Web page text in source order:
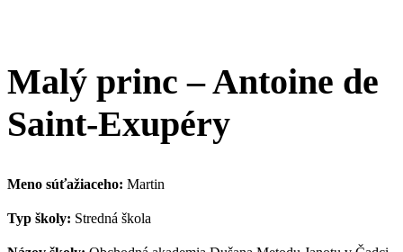
Malý princ – Antoine de
Saint-Exupéry
Meno súťažiaceho: Martin
Typ školy: Stredná škola